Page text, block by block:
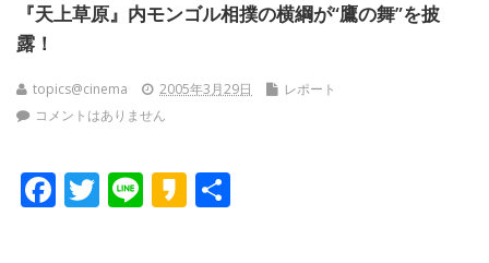
『天上草原』内モンゴル相撲の横綱が“鷹の舞”を披
露！
topics@cinema 2005年3月29日
レポート
コメントはありません
F T Li K